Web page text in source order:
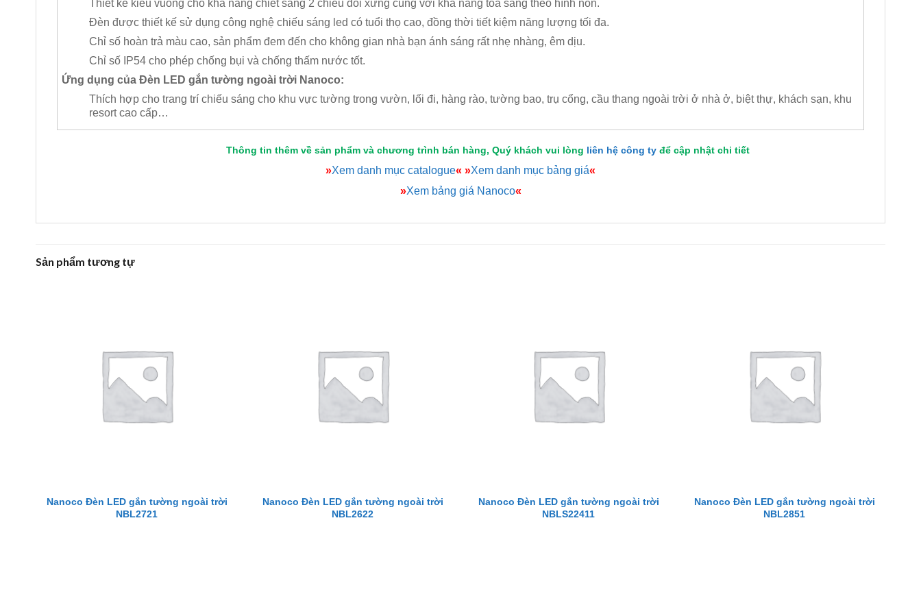
Thiết kế kiểu vuông cho khả năng chiết sáng 2 chiều đối xứng cùng với khả năng tỏa sáng theo hình nón.
Đèn được thiết kế sử dụng công nghệ chiếu sáng led có tuổi thọ cao, đồng thời tiết kiệm năng lượng tối đa.
Chỉ số hoàn trả màu cao, sản phẩm đem đến cho không gian nhà bạn ánh sáng rất nhẹ nhàng, êm dịu.
Chỉ số IP54 cho phép chống bụi và chống thấm nước tốt.
Ứng dụng của Đèn LED gắn tường ngoài trời Nanoco:
Thích hợp cho trang trí chiếu sáng cho khu vực tường trong vườn, lối đi, hàng rào, tường bao, trụ cổng, cầu thang ngoài trời ở nhà ở, biệt thự, khách sạn, khu
resort cao cấp…
Thông tin thêm về sản phẩm và chương trình bán hàng, Quý khách vui lòng liên hệ công ty để cập nhật chi tiết
»Xem danh mục catalogue« »Xem danh mục bảng giá«
»Xem bảng giá Nanoco«
Sản phẩm tương tự
Nanoco Đèn LED gắn tường ngoài trời
NBL2721
Nanoco Đèn LED gắn tường ngoài trời
NBL2622
Nanoco Đèn LED gắn tường ngoài trời
NBLS22411
Nanoco Đèn LED gắn tường ngoài trời
NBL2851